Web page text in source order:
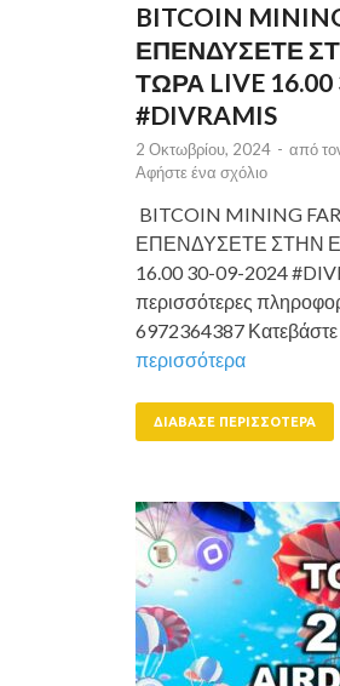
BITCOIN
ΕΠΕΝΔΥΣΕΤΕ
ΤΩΡΑ LIVE 16.00
#DIVRAMIS
2 Οκτωβρίου, 2024 - από
Αφήστε ένα σχόλιο
BITCOIN MINING
ΕΠΕΝΔΥΣΕΤΕ ΣΤΗΝ
16.00 30-09-2024
περισσότερες
6972364387
περισσότερα
ΔΙΆΒΑΣΕ ΠΕΡΙΣΣΌΤΕΡΑ